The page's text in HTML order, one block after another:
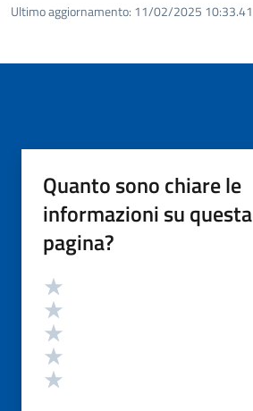
Ultimo aggiornamento: 11/02/2025 10:33.41
Quanto sono chiare le
informazioni su questa
pagina?
Valutazione